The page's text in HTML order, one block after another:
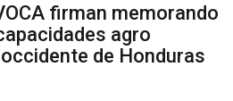
firman memorando
agro
de Honduras